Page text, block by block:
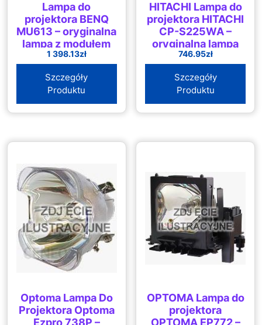
Lampa do
projektora BENQ
MU613 – oryginalna
lampa z modułem
1 398.13zł
Szczegóły
Produktu
HITACHI Lampa do
projektora HITACHI
CP-S225WA –
oryginalna lampa
bez modułu
746.95zł
Szczegóły
Produktu
Optoma Lampa Do
Projektora Optoma
Ezpro 738P –
OPTOMA Lampa do
projektora
OPTOMA EP772 –